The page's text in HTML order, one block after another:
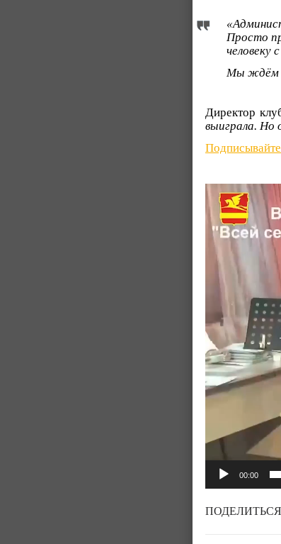
Просто
человеку
Мы ждём
Директор
выиграла. Но
Видеоплеер
00:00
ПОДЕЛИТЬСЯ